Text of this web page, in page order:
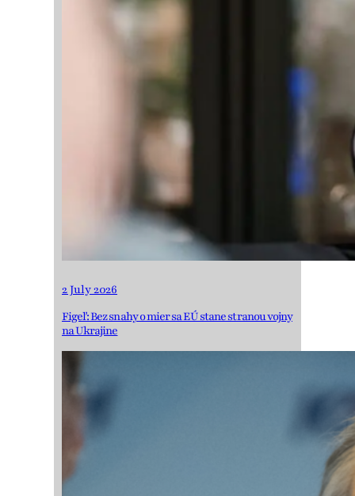
2 July 2026
Figeľ: Bez snahy o mier sa EÚ stane stranou vojny
na Ukrajine